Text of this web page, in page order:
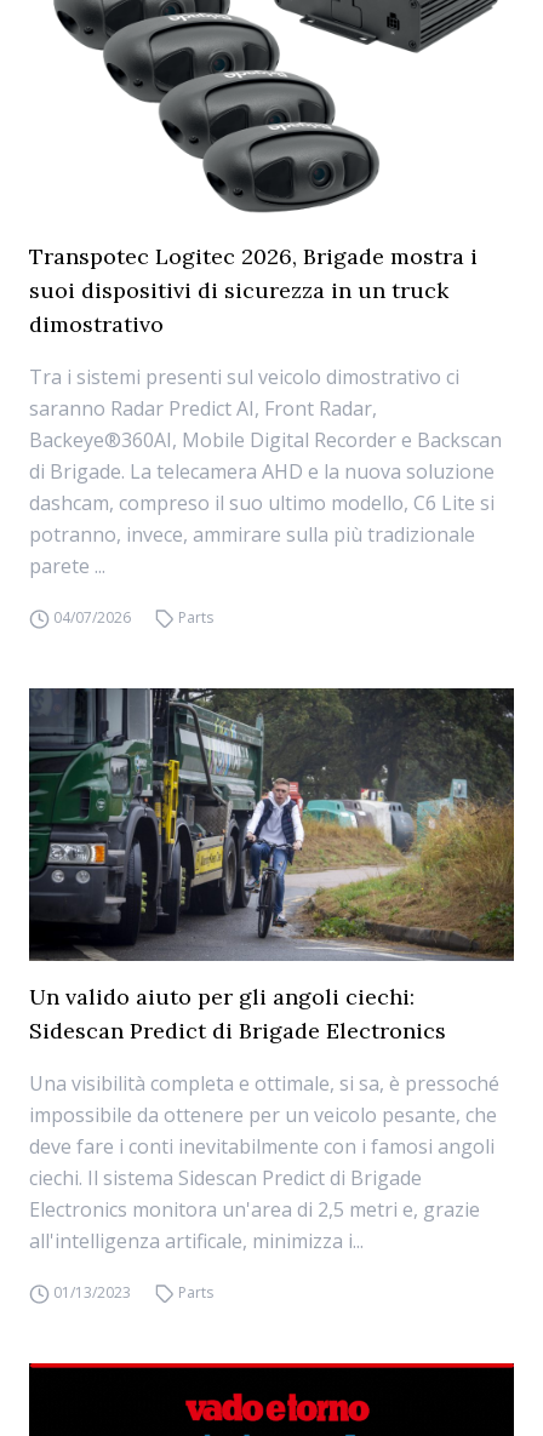
Transpotec Logitec 2026, Brigade mostra i
suoi dispositivi di sicurezza in un truck
dimostrativo
Tra i sistemi presenti sul veicolo dimostrativo ci
saranno Radar Predict AI, Front Radar,
Backeye®360AI, Mobile Digital Recorder e Backscan
di Brigade. La telecamera AHD e la nuova soluzione
dashcam, compreso il suo ultimo modello, C6 Lite si
potranno, invece, ammirare sulla più tradizionale
parete ...
04/07/2026 Parts
Un valido aiuto per gli angoli ciechi:
Sidescan Predict di Brigade Electronics
Una visibilità completa e ottimale, si sa, è pressoché
impossibile da ottenere per un veicolo pesante, che
deve fare i conti inevitabilmente con i famosi angoli
ciechi. Il sistema Sidescan Predict di Brigade
Electronics monitora un'area di 2,5 metri e, grazie
all'intelligenza artificale, minimizza i...
01/13/2023 Parts